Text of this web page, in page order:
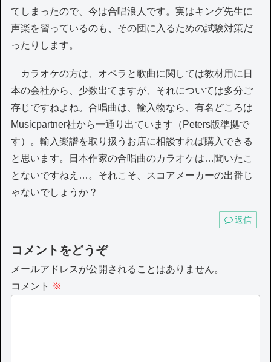
てしまったので、今は合唱浪人です。実はキング先生に
声楽を習っているのも、その団に入るための試験対策だ
ったりします。
カラオケの方は、オペラと歌曲に関しては教材用に日
本の会社から、少数出てますが、それについては多分ご
存じですねよね。合唱曲は、輸入物なら、有名どころは
Musicpartner社から一通り出ています（Peters版準拠で
す）。輸入楽譜を取り扱うお店に相談すれば購入できる
と思います。日本作家の合唱曲のカラオケは…聞いたこ
とないですねえ…。それこそ、スコアメーカーの出番じ
ゃないでしょうか？
返信
コメントをどうぞ
メールアドレスが公開されることはありません。
コメント ※